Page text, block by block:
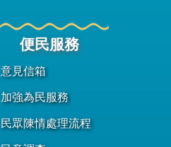
便民服務
意見信箱
加強為民服務
民眾陳情處理流程